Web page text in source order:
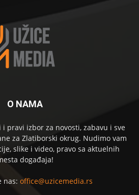
O NAMA
i pravi izbor za novosti, zabavu i sve
za Zlatiborski okrug. Nudimo vam
slike i video, pravo sa aktuelnih
događaja!
nas: office@uzicemedia.rs